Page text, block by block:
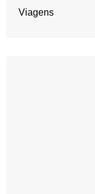
Viagens